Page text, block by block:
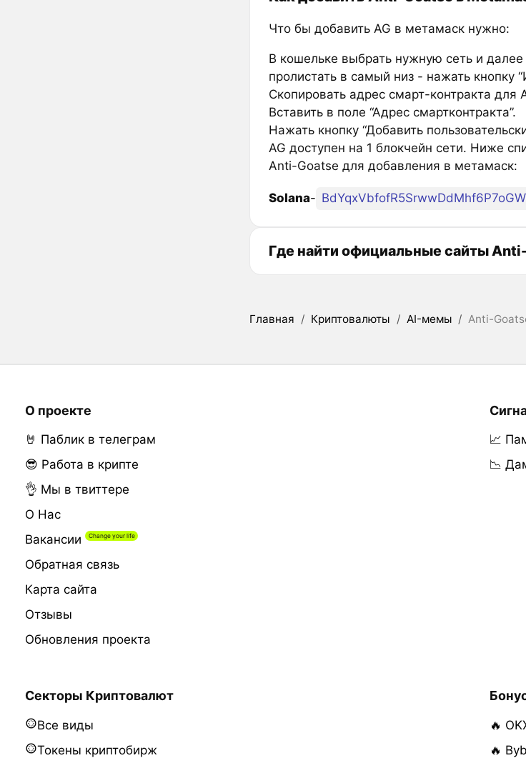
Что бы добавить AG в метамаск нужно:
В кошельке выбрать нужную сеть и
пролистать в самый низ - нажать кнопку
Скопировать адрес смарт-контракта для
Вставить в поле “Адрес смартконтракта”.
Нажать кнопку “Добавить
AG доступен на 1 блокчейн сети. Ниже
Anti-Goatse для добавления в метамаск:
Solana-
Где найти официальные сайты
Главная / Криптовалюты / AI-мемы / Anti-
О проекте
🤘 Паблик в телеграм
😎 Работа в крипте
👌 Мы в твиттере
О Нас
Вакансии
Обратная связь
Карта сайта
Отзывы
Обновления проекта
📈
📉
Секторы Криптовалют
Все виды
Токены криптобирж
🔥
🔥